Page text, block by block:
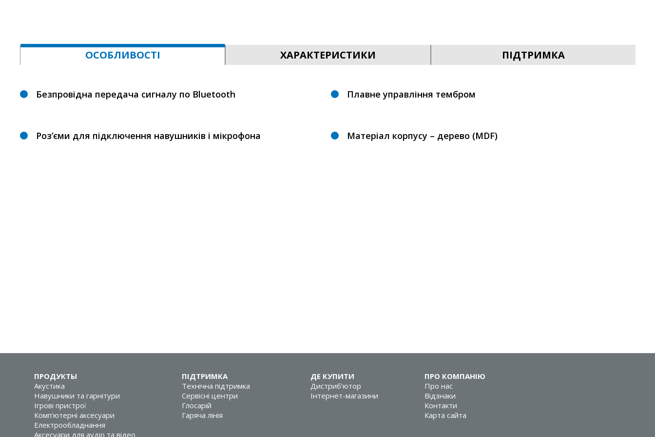
ОСОБЛИВОСТІ ХАРАКТЕРИСТИКИ ПІДТРИМКА
Безпровідна передача сигналу по Bluetooth
Роз’єми для підключення навушників і мікрофона
Плавне управління тембром
Матеріал корпусу – дерево (MDF)
ПРОДУКТЫ
Акустика
Навушники та гарнітури
Ігрові пристрої
Комп'ютерні аксесуари
Електрообладнання
Аксесуари для аудіо та відео
ПІДТРИМКА
Технічна підтримка
Сервісні центри
Глосарій
Гаряча лінія
ДЕ КУПИТИ
Дистриб’ютор
Інтернет-магазини
ПРО КОМПАНІЮ
Про нас
Відзнаки
Контакти
Карта сайта